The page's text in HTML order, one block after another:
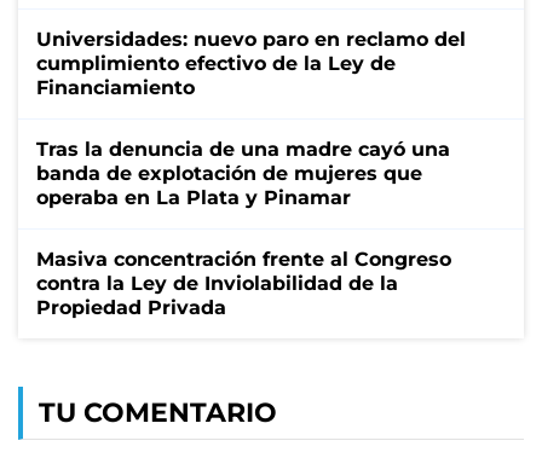
Universidades: nuevo paro en reclamo del
cumplimiento efectivo de la Ley de
Financiamiento
Tras la denuncia de una madre cayó una
banda de explotación de mujeres que
operaba en La Plata y Pinamar
Masiva concentración frente al Congreso
contra la Ley de Inviolabilidad de la
Propiedad Privada
TU COMENTARIO